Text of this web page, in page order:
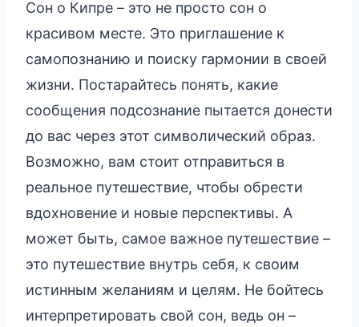
Сон о Кипре – это не просто сон о
красивом месте. Это приглашение к
самопознанию и поиску гармонии в своей
жизни. Постарайтесь понять, какие
сообщения подсознание пытается донести
до вас через этот символический образ.
Возможно, вам стоит отправиться в
реальное путешествие, чтобы обрести
вдохновение и новые перспективы. А
может быть, самое важное путешествие –
это путешествие внутрь себя, к своим
истинным желаниям и целям. Не бойтесь
интерпретировать свой сон, ведь он –